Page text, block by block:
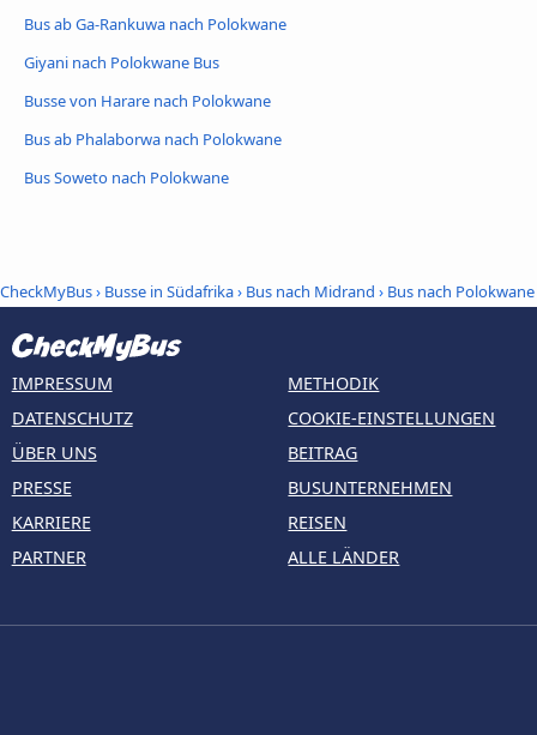
Bus ab Ga-Rankuwa nach Polokwane
Giyani nach Polokwane Bus
Busse von Harare nach Polokwane
Bus ab Phalaborwa nach Polokwane
Bus Soweto nach Polokwane
CheckMyBus› Busse in Südafrika› Bus nach Midrand › Bus nach Polokwane
IMPRESSUM
DATENSCHUTZ
ÜBER UNS
PRESSE
KARRIERE
PARTNER
METHODIK
COOKIE-EINSTELLUNGEN
BEITRAG
BUSUNTERNEHMEN
REISEN
ALLE LÄNDER